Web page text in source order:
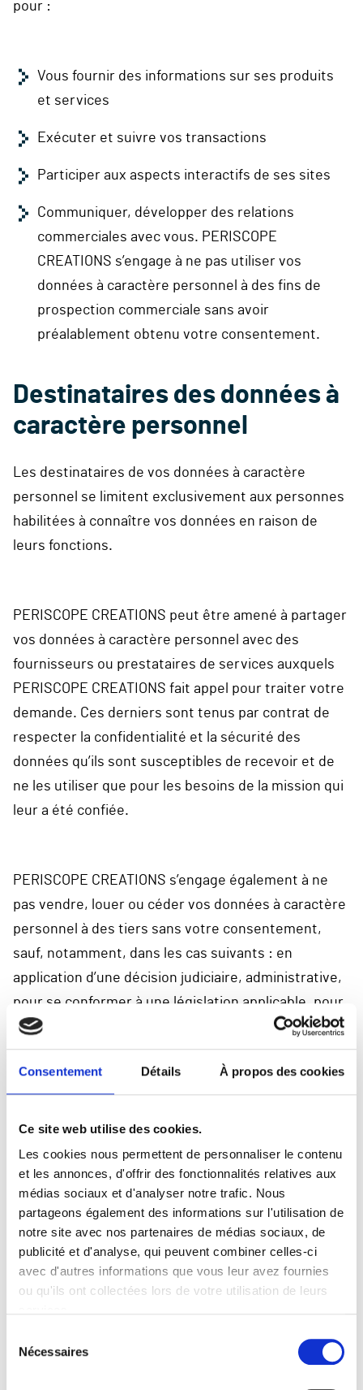
Consentement Détails À propos des cookies
Ce site web utilise des cookies.
Les cookies nous permettent de personnaliser le contenu
et les annonces, d'offrir des fonctionnalités relatives aux
médias sociaux et d'analyser notre trafic. Nous
partageons également des informations sur l'utilisation de
notre site avec nos partenaires de médias sociaux, de
publicité et d'analyse, qui peuvent combiner celles-ci
avec d'autres informations que vous leur avez fournies
ou qu'ils ont collectées lors de votre utilisation de leurs
Nécessaires
pour :
Vous fournir des informations sur ses produits
et services
Exécuter et suivre vos transactions
Participer aux aspects interactifs de ses sites
Communiquer, développer des relations
commerciales avec vous. PERISCOPE
CREATIONS s’engage à ne pas utiliser vos
données à caractère personnel à des fins de
prospection commerciale sans avoir
préalablement obtenu votre consentement.
Destinataires des données à
caractère personnel
Les destinataires de vos données à caractère
personnel se limitent exclusivement aux personnes
habilitées à connaître vos données en raison de
leurs fonctions.
PERISCOPE CREATIONS peut être amené à partager
vos données à caractère personnel avec des
fournisseurs ou prestataires de services auxquels
PERISCOPE CREATIONS fait appel pour traiter votre
demande. Ces derniers sont tenus par contrat de
respecter la confidentialité et la sécurité des
données qu’ils sont susceptibles de recevoir et de
ne les utiliser que pour les besoins de la mission qui
leur a été confiée.
PERISCOPE CREATIONS s’engage également à ne
pas vendre, louer ou céder vos données à caractère
personnel à des tiers sans votre consentement,
sauf, notamment, dans les cas suivants : en
application d’une décision judiciaire, administrative,
pour se conformer à une législation applicable, pour
protéger les droits et les biens de PERISCOPE
CREATIONS.
Durée de conservation
PERISCOPE CREATIONS ne conservera pas les
données à caractère personnel plus longtemps qu’il
n’est nécessaire au regard des buts pour lesquels
elles ont été collectées ou plus longtemps que le
prévoit la loi en vigueur.
Droit d’accès, de
modification, de suppression